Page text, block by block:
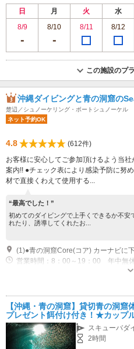
日 月 火 水
8/9
8/10 8/11 8/12
この施設のプ
沖縄ダイビングと青の洞窟の
楚辺／シュノーケリング・ボートシュノーケル
ネット予約OK
4.8
(612件)
お客様に安心してご参加頂けるよう当
案内!! ●チェック表により感染予防に努
材で直接くわえて使用する...
“最高でした！”
初めてのダイビングで上手くできるか不安
れたり、誘導してくれたお...
営業時間：8：00～19：00 年中無
専用駐車場あり（有料）120台 1時
【沖縄・青の洞窟】貸切青の洞
プレゼント餌付け付き！★カップ
め！じゃらん限定！直前予約・早
スキューバダ
2時間